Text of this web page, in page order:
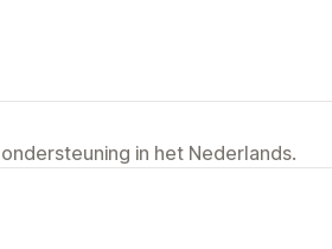
in het Nederlands.